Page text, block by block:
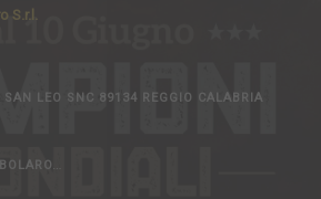
S.r.l.
LEO SNC 89134 REGGIO CALABRIA